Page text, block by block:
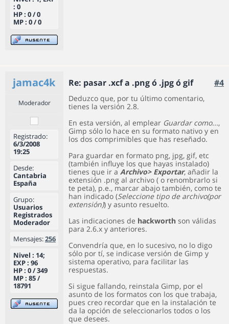
: 0
HP : 0 / 0
MP : 0 / 0
jamac4k Re: pasar .xcf a .png ó .jpg ó gif #4
Moderador
Registrado:
6/3/2008
19:25
Desde:
Cantabria
España
Grupo:
Usuarios
Registrados
Moderador
Mensajes:256
Nivel : 14;
EXP : 96
HP : 0 / 349
MP : 85 /
18791
Deduzco que, por tu último comentario,
tienes la versión 2.8.
En esta versión, al emplear Guardar como...,
Gimp sólo lo hace en su formato nativo y en
los dos comprimibles que has reseñado.
Para guardar en formato png, jpg, gif, etc
(también influye los que hayas instalado)
tienes que ir a Archivo> Exportar, añadir la
extensión .png al archivo ( o renombrarlo si
te peta), p.e., marcar abajo también, como te
han indicado (Seleccione tipo de archivo(por
extensión)) y asunto resuelto.
Las indicaciones de hackworth son válidas
para 2.6.x y anteriores.
Convendría que, en lo sucesivo, no lo digo
sólo por tí, se indicase versión de Gimp y
sistema operativo, para facilitar las
respuestas.
Si sigue fallando, reinstala Gimp, por el
asunto de los formatos con los que trabaja,
pues creo recordar que en la instalación te
da la opción de seleccionarlos todos o los
que desees.